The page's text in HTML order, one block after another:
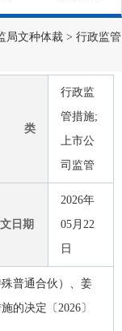
局文种体裁 > 行政监管
类
行政监
管措施;
上市公
司监管
日期
2026年
05月22
日
普通合伙）、姜
的决定〔2026〕